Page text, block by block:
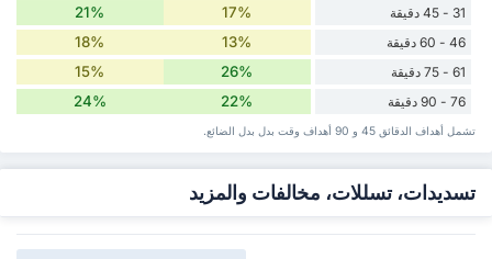
31 - 45 دقيقة 17%
21%
46 - 60 دقيقة 13%
18%
61 - 75 دقيقة 26%
15%
76 - 90 دقيقة 22%
24%
تشمل أهداف الدقائق 45 و 90 أهداف وقت ‏بدل ‏بدل الضائع.
تسديدات، تسللات، مخالفات والمزيد